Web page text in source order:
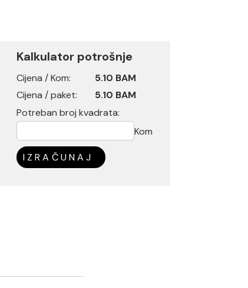
Kalkulator potrošnje
Cijena / Kom:
5.10 BAM
Cijena / paket:
5.10 BAM
Potreban broj kvadrata:
Kom
IZRAČUNAJ